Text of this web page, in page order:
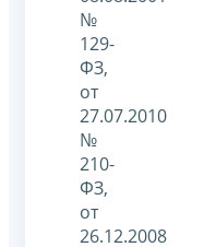
№
129-
ФЗ,
от
27.07.2010
№
210-
ФЗ,
от
26.12.2008